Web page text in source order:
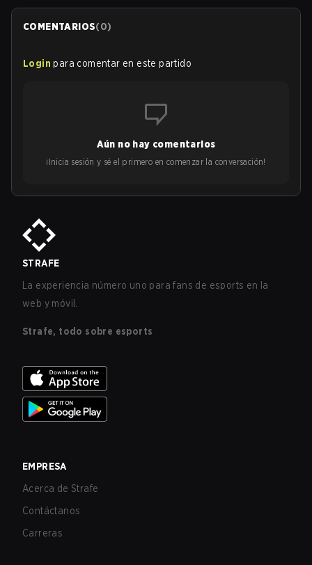
COMENTARIOS(0)
Login para comentar en este partido
Aún no hay comentarios
¡Inicia sesión y sé el primero en comenzar la conversación!
STRAFE
La experiencia número uno para fans de esports en la
web y móvil.
Strafe, todo sobre esports
EMPRESA
Acerca de Strafe
Contáctanos
Carreras